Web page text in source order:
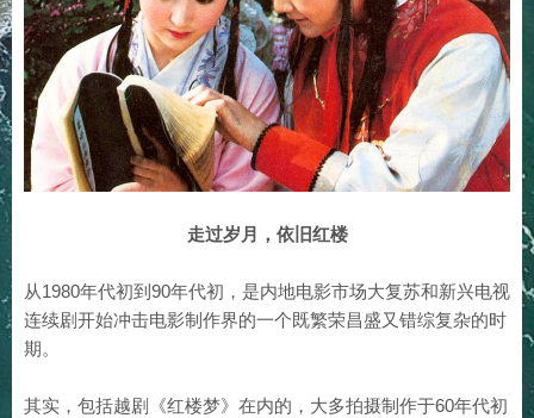
走过岁月，依旧红楼
从1980年代初到90年代初，是内地电影市场大复苏和新兴电视
连续剧开始冲击电影制作界的一个既繁荣昌盛又错综复杂的时
期。
其实，包括越剧《红楼梦》在内的，大多拍摄制作于60年代初